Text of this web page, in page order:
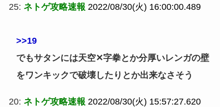
25: ネトゲ攻略速報 2022/08/30(火) 16:00:00.489
>>19
でもサタンには天空✕字拳とか分厚いレンガの壁
をワンキックで破壊したりとか出来なさそう
20: ネトゲ攻略速報 2022/08/30(火) 15:57:27.620